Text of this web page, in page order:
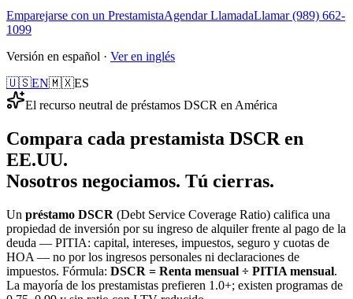
Emparejarse con un PrestamistaAgendar LlamadaLlamar (989) 662-
1099
Versión en español · Ver en inglés
🇺🇸EN🇲🇽ES
El recurso neutral de préstamos DSCR en América
Compara cada prestamista DSCR en
EE.UU.
Nosotros negociamos. Tú cierras.
Un préstamo DSCR (Debt Service Coverage Ratio) califica una
propiedad de inversión por su ingreso de alquiler frente al pago de la
deuda — PITIA: capital, intereses, impuestos, seguro y cuotas de
HOA — no por los ingresos personales ni declaraciones de
impuestos. Fórmula: DSCR = Renta mensual ÷ PITIA mensual.
La mayoría de los prestamistas prefieren 1.0+; existen programas de